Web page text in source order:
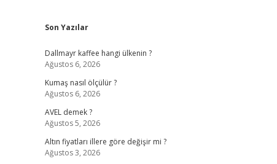
Sidebar
Son Yazılar
Dallmayr kaffee hangi ülkenin ?
Ağustos 6, 2026
Kumaş nasıl ölçülür ?
Ağustos 6, 2026
AVEL demek ?
Ağustos 5, 2026
Altın fiyatları illere göre değişir mi ?
Ağustos 3, 2026